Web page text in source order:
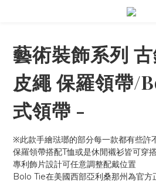
藝術裝飾系列
皮繩 保羅領帶/
式領帶 -
※此款手繪琺瑯的部分每一款都有些許
保羅領帶搭配T恤或是休閒襯衫皆可穿搭
專利飾片設計可任意調整配戴位置
Bolo Tie在美國西部亞利桑那州為官方